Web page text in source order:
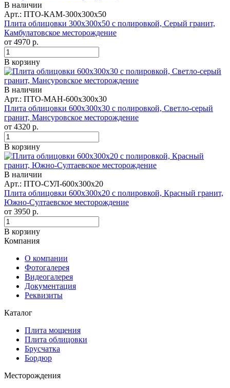
В наличии
Арт.: ПТО-КАМ-300х300х50
Плита облицовки 300x300x50 с полировкой, Серый гранит,
Камбулатовское месторождение
от 4970 р.
В корзину
В наличии
Арт.: ПТО-МАН-600х300х30
Плита облицовки 600x300x30 с полировкой, Светло-серый
гранит, Мансуровское месторождение
от 4320 р.
В корзину
В наличии
Арт.: ПТО-СУЛ-600х300х20
Плита облицовки 600x300x20 с полировкой, Красный гранит,
Южно-Султаевское месторождение
от 3950 р.
В корзину
Компания
О компании
Фотогалерея
Видеогалерея
Документация
Реквизиты
Каталог
Плита мощения
Плита облицовки
Брусчатка
Бордюр
Месторождения